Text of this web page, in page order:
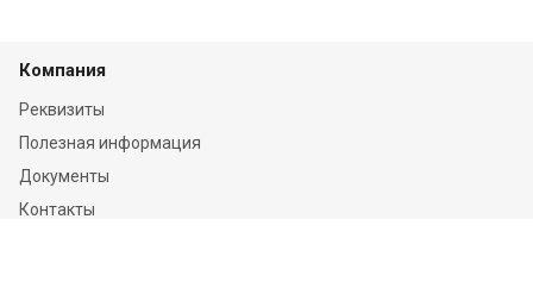
Компания
Реквизиты
Полезная информация
Документы
Контакты